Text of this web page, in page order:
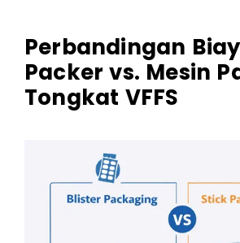
Perbandingan
Packer vs. Mesin
Tongkat VFFS